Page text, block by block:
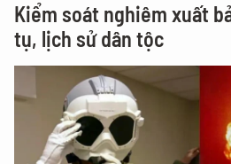
Kiểm soát nghiêm xuất
tụ, lịch sử dân tộc